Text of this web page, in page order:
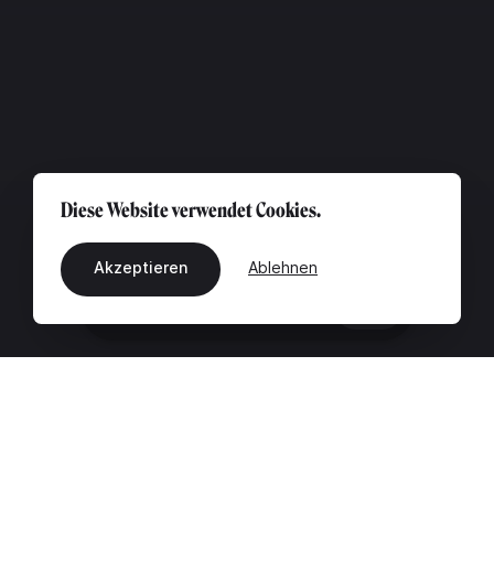
Diese Website verwendet Cookies.
Akzeptieren Ablehnen